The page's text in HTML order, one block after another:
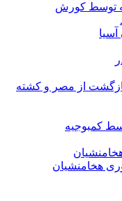
توسط کورش
بازگشت از مصر و کشته
کمبوجیه
هخامنشیان